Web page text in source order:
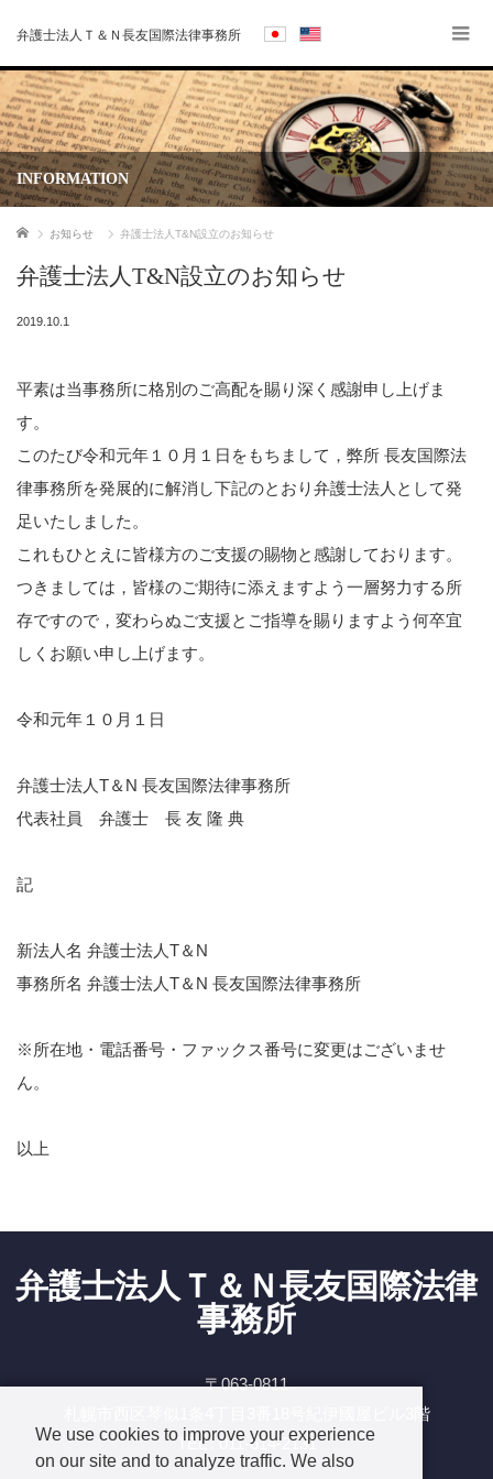
弁護士法人Ｔ＆Ｎ長友国際法律事務所
INFORMATION
ホーム お知らせ 弁護士法人T&N設立のお知らせ
弁護士法人T&N設立のお知らせ
2019.10.1
平素は当事務所に格別のご高配を賜り深く感謝申し上げま
す。
このたび令和元年１０月１日をもちまして，弊所 長友国際法
律事務所を発展的に解消し下記のとおり弁護士法人として発
足いたしました。
これもひとえに皆様方のご支援の賜物と感謝しております。
つきましては，皆様のご期待に添えますよう一層努力する所
存ですので，変わらぬご支援とご指導を賜りますよう何卒宜
しくお願い申し上げます。
令和元年１０月１日
弁護士法人T＆N 長友国際法律事務所
代表社員 弁護士 長 友 隆 典
記
新法人名 弁護士法人T＆N
事務所名 弁護士法人T＆N 長友国際法律事務所
※所在地・電話番号・ファックス番号に変更はございませ
ん。
以上
弁護士法人Ｔ＆Ｎ長友国際法律
事務所
〒063-0811
札幌市西区琴似1条4丁目3番18号紀伊國屋ビル3階
TEL : 011-614-2131
We use cookies to improve your experience
on our site and to analyze traffic. We also